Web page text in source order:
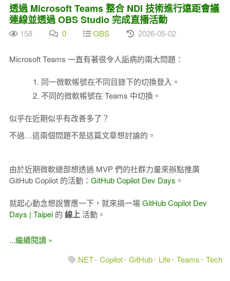
透過 Microsoft Teams 整合 NDI 技術進行遠距會議
連線並透過 OBS Studio 完成直播活動
158 0 OBS 2026-05-02
Microsoft Teams 一直有著很令人詬病的兩大問題：
同一微軟帳號在不同目錄下的切換登入。
不同的微軟帳號在 Teams 中切換。
似乎在近期似乎有改善多了？
不過…這兩個問題不是這篇文章想討論的。
由於近期微軟總部想透過 MVP 們的社群力量來辦點推廣
GitHub Copilot 的活動： GitHub Copilot Dev Days 。
就起心動念想說響應一下，就來搞一場GitHub Copilot Dev
Days | Taipei的 線上活動。
...繼續閱讀 »
.NET Copilot GitHub Life Teams Tech